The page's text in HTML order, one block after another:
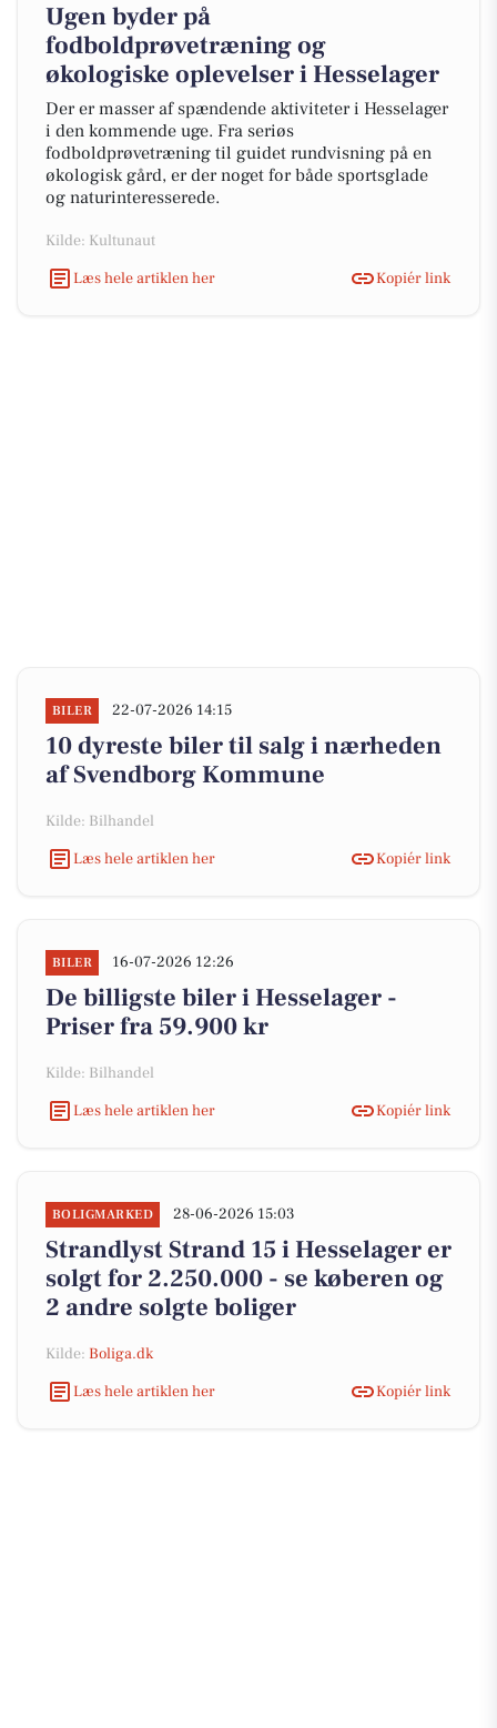
Ugen byder på
fodboldprøvetræning og
økologiske oplevelser i Hesselager
Der er masser af spændende aktiviteter i Hesselager
i den kommende uge. Fra seriøs
fodboldprøvetræning til guidet rundvisning på en
økologisk gård, er der noget for både sportsglade
og naturinteresserede.
Kilde: Kultunaut
Læs hele artiklen her
Kopiér link
BILER 22-07-2026 14:15
10 dyreste biler til salg i nærheden
af Svendborg Kommune
Kilde: Bilhandel
Læs hele artiklen her
Kopiér link
BILER 16-07-2026 12:26
De billigste biler i Hesselager -
Priser fra 59.900 kr
Kilde: Bilhandel
Læs hele artiklen her
Kopiér link
BOLIGMARKED 28-06-2026 15:03
Strandlyst Strand 15 i Hesselager er
solgt for 2.250.000 - se køberen og
2 andre solgte boliger
Kilde: Boliga.dk
Læs hele artiklen her
Kopiér link